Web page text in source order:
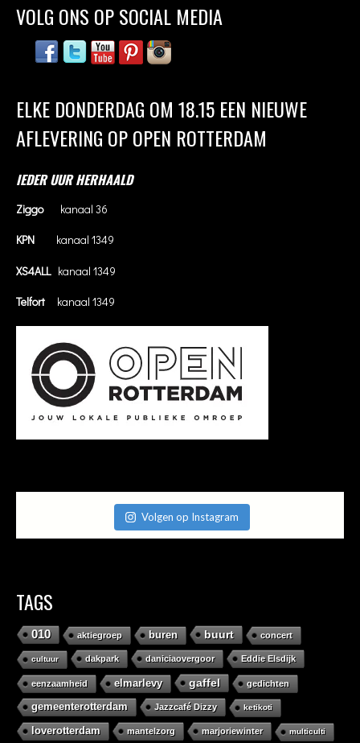
VOLG ONS OP SOCIAL MEDIA
ELKE DONDERDAG OM 18.15 EEN NIEUWE
AFLEVERING OP OPEN ROTTERDAM
IEDER UUR HERHAALD
Ziggokanaal 36
KPN kanaal 1349
XS4ALLkanaal 1349
Telfort kanaal 1349
Volgen op Instagram
TAGS
010 aktiegroep buren buurt concert
cultuur dakpark daniciaovergoor Eddie Elsdijk
eenzaamheid elmarlevy gaffel gedichten
gemeenterotterdam Jazzcafé Dizzy ketikoti
loverotterdam mantelzorg marjoriewinter multiculti